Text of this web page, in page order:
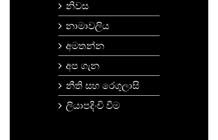
නිවස
නාමාවලිය
අමතන්න
අප ගැන
නීති සහ රෙගුලාසි
ලියාපදිංචි වීම